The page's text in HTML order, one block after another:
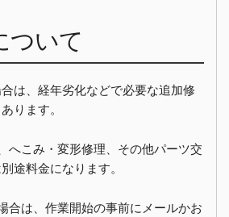
ついて
は、経年劣化などで必要な追加修
ります。
へこみ・変形修理、その他パーツ交
途料金になります。
合は、作業開始の事前にメールかお